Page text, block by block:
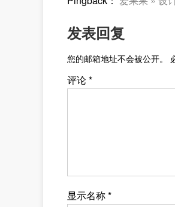
发表回复
您的邮箱地址不会被公开。
评论*
显示名称*